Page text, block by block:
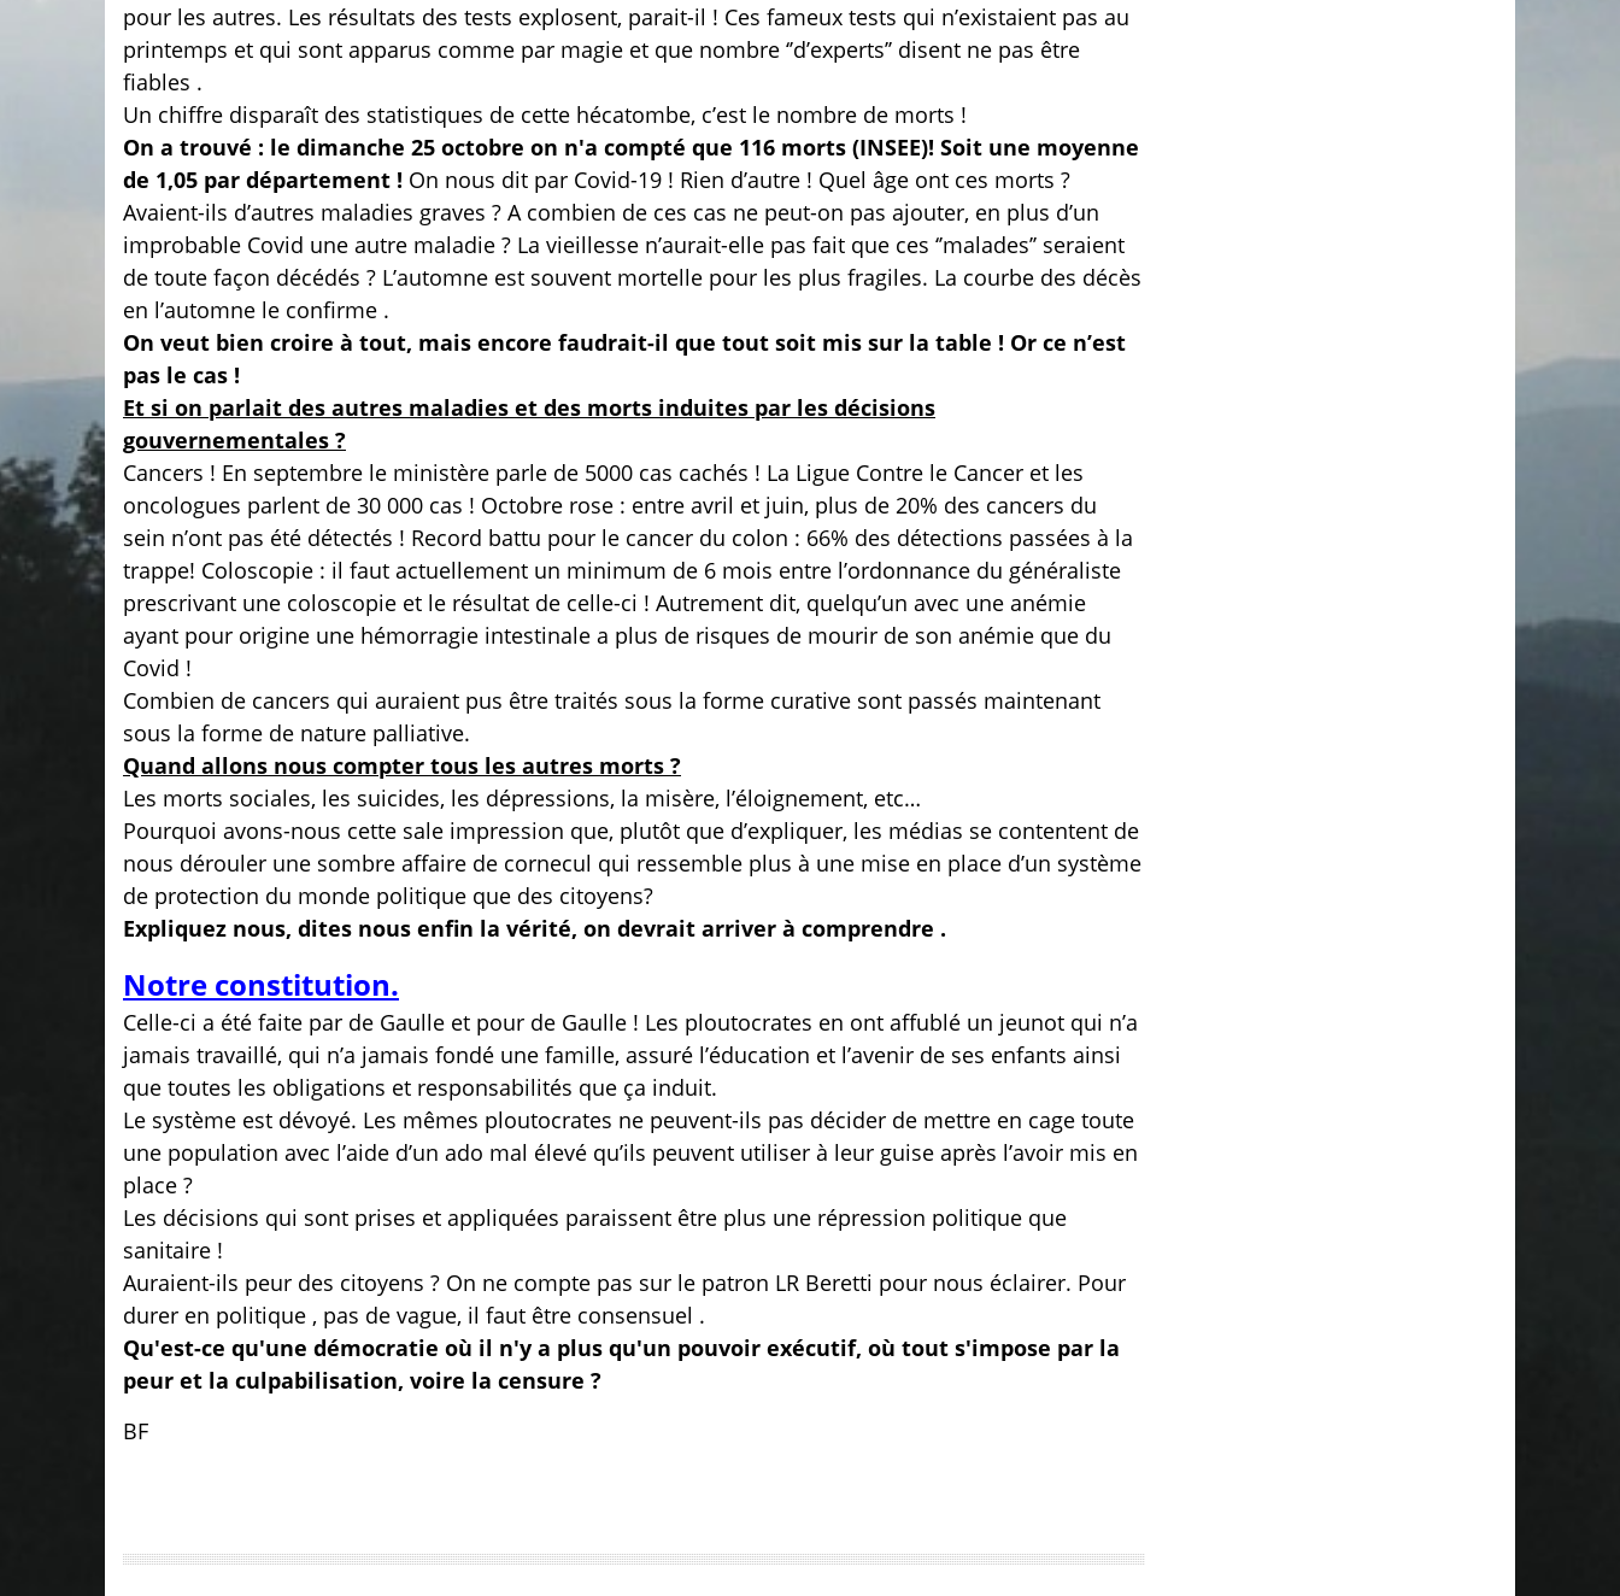
pour les autres. Les résultats des tests explosent, parait-il ! Ces fameux tests qui n’existaient pas au
printemps et qui sont apparus comme par magie et que nombre ‘’d’experts’’ disent ne pas être
fiables .
Un chiffre disparaît des statistiques de cette hécatombe, c’est le nombre de morts !
On a trouvé : le dimanche 25 octobre on n'a compté que 116 morts (INSEE)! Soit une moyenne
de 1,05 par département ! On nous dit par Covid-19 ! Rien d’autre ! Quel âge ont ces morts ?
Avaient-ils d’autres maladies graves ? A combien de ces cas ne peut-on pas ajouter, en plus d’un
improbable Covid une autre maladie ? La vieillesse n’aurait-elle pas fait que ces ‘’malades’’ seraient
de toute façon décédés ? L’automne est souvent mortelle pour les plus fragiles. La courbe des décès
en l’automne le confirme .
On veut bien croire à tout, mais encore faudrait-il que tout soit mis sur la table ! Or ce n’est
pas le cas !
Et si on parlait des autres maladies et des morts induites par les décisions
gouvernementales ?
Cancers ! En septembre le ministère parle de 5000 cas cachés ! La Ligue Contre le Cancer et les
oncologues parlent de 30 000 cas ! Octobre rose : entre avril et juin, plus de 20% des cancers du
sein n’ont pas été détectés ! Record battu pour le cancer du colon : 66% des détections passées à la
trappe! Coloscopie : il faut actuellement un minimum de 6 mois entre l’ordonnance du généraliste
prescrivant une coloscopie et le résultat de celle-ci ! Autrement dit, quelqu’un avec une anémie
ayant pour origine une hémorragie intestinale a plus de risques de mourir de son anémie que du
Covid !
Combien de cancers qui auraient pus être traités sous la forme curative sont passés maintenant
sous la forme de nature palliative.
Quand allons nous compter tous les autres morts ?
Les morts sociales, les suicides, les dépressions, la misère, l’éloignement, etc…
Pourquoi avons-nous cette sale impression que, plutôt que d’expliquer, les médias se contentent de
nous dérouler une sombre affaire de cornecul qui ressemble plus à une mise en place d’un système
de protection du monde politique que des citoyens?
Expliquez nous, dites nous enfin la vérité, on devrait arriver à comprendre .
Notre constitution.
Celle-ci a été faite par de Gaulle et pour de Gaulle ! Les ploutocrates en ont affublé un jeunot qui n’a
jamais travaillé, qui n’a jamais fondé une famille, assuré l’éducation et l’avenir de ses enfants ainsi
que toutes les obligations et responsabilités que ça induit.
Le système est dévoyé. Les mêmes ploutocrates ne peuvent-ils pas décider de mettre en cage toute
une population avec l’aide d’un ado mal élevé qu’ils peuvent utiliser à leur guise après l’avoir mis en
place ?
Les décisions qui sont prises et appliquées paraissent être plus une répression politique que
sanitaire !
Auraient-ils peur des citoyens ? On ne compte pas sur le patron LR Beretti pour nous éclairer. Pour
durer en politique , pas de vague, il faut être consensuel .
Qu'est-ce qu'une démocratie où il n'y a plus qu'un pouvoir exécutif, où tout s'impose par la
peur et la culpabilisation, voire la censure ?
BF